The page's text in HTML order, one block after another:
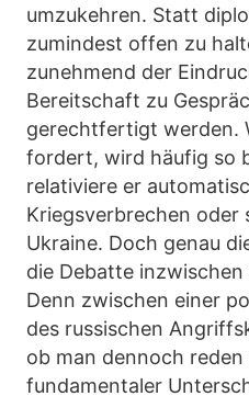
umzukehren. Statt
zumindest offen zu
zunehmend der
Bereitschaft zu
gerechtfertigt werden.
fordert, wird häufig so
relativiere er
Kriegsverbrechen oder
Ukraine. Doch genau
die Debatte
Denn zwischen einer
des russischen
ob man dennoch
fundamentaler